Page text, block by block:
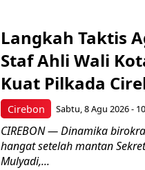
Cirebon
Langkah Taktis
Staf Ahli Wali
Kuat Pilkada
Sabtu, 8 Agu 2026 -
CIREBON — Dinamika
hangat setelah mantan
Mulyadi,...